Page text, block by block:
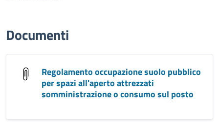
Documenti
Regolamento occupazione suolo pubblico
per spazi all'aperto attrezzati
somministrazione o consumo sul posto